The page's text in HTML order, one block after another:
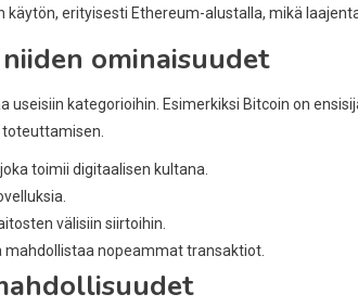
erityisesti Ethereum-alustalla, mikä
ominaisuudet
useisiin kategorioihin. Esimerkiksi Bitcoin on
toimii digitaalisen kultana.
välisiin siirtoihin.
mahdollistaa nopeammat transaktiot.